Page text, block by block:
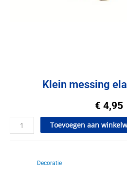
Klein messing
€ 4,95
Klein
messing
Toevoegen aan
Decoratie